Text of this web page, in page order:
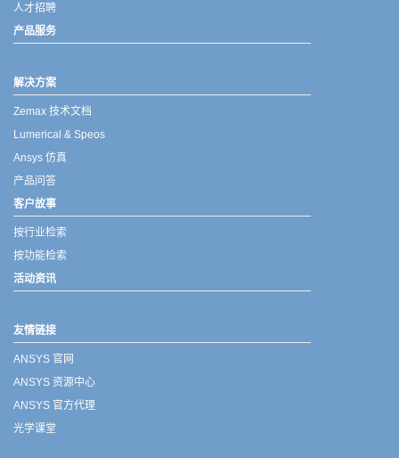
人才招聘
产品服务
解决方案
Zemax 技术文档
Lumerical & Speos
Ansys 仿真
产品问答
客户故事
按行业检索
按功能检索
活动资讯
友情链接
ANSYS 官网
ANSYS 资源中心
ANSYS 官方代理
光学课堂